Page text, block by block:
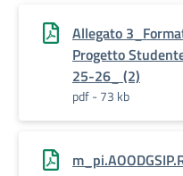
Allegato
Progetto
25-26_ (2)
pdf - 73 kb